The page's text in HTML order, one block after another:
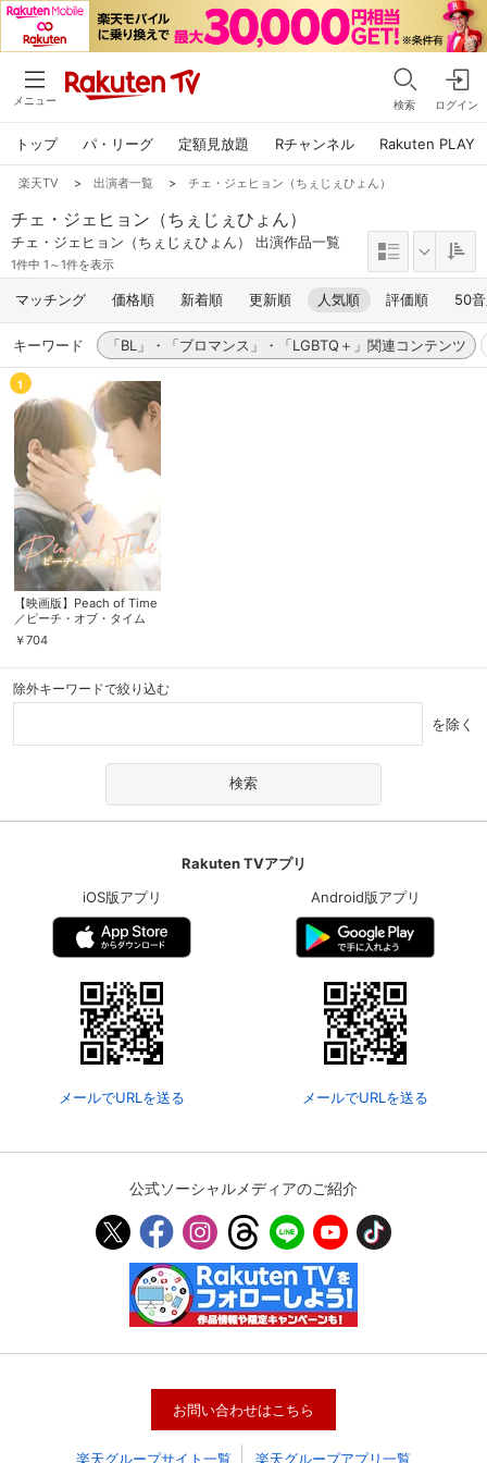
メニュー 検索 ログイン
トップ パ・リーグ 定額見放題 Rチャンネル Rakuten PLAY
楽天TV > 出演者一覧 > チェ・ジェヒョン（ちぇじぇひょん）
チェ・ジェヒョン（ちぇじぇひょん）
チェ・ジェヒョン（ちぇじぇひょん） 出演作品一覧
1件中 1～1件を表示
マッチング 価格順 新着順 更新順 人気順 評価順 50
キーワード 「BL」・「ブロマンス」・「LGBTQ＋」関連コンテンツ
1
【映画版】Peach of Time
／ピーチ・オブ・タイム
￥704
除外キーワードで絞り込む
を除く
Rakuten TVアプリ
iOS版アプリ
メールでURLを送る
Android版アプリ
メールでURLを送る
公式ソーシャルメディアのご紹介
お問い合わせはこちら
楽天グループサイト一覧 楽天グループアプリ一覧